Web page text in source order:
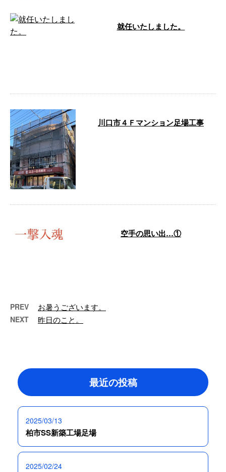
就任いたしました。
川口市４Ｆマンション足場工事
空手の思い出…①
PREV お暑うございます。
NEXT 昨日のこと。
最近の投稿
2025/03/13
柏市SS新築工場足場
2025/02/24